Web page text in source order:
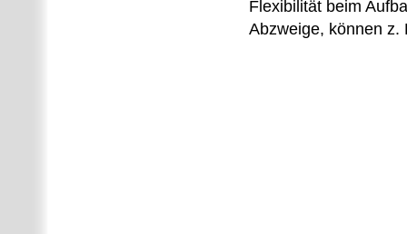
Flexibilität beim
Abzweige, können z.